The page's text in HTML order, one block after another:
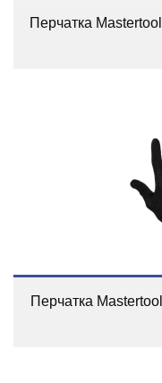
Перчатка
Перчатка